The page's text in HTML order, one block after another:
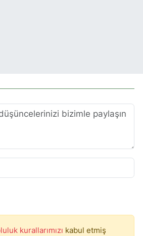
kurallarımızı kabul etmiş